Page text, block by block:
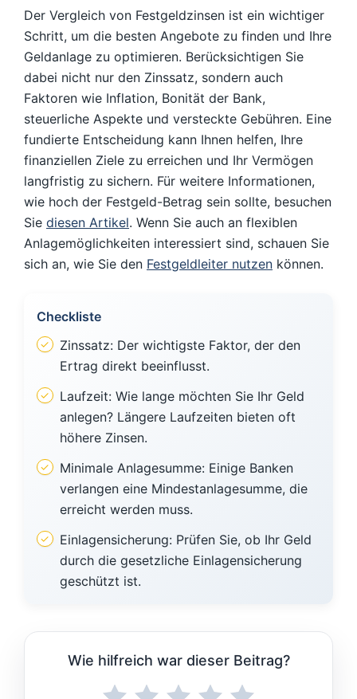
Der Vergleich von Festgeldzinsen ist ein wichtiger
Schritt, um die besten Angebote zu finden und Ihre
Geldanlage zu optimieren. Berücksichtigen Sie
dabei nicht nur den Zinssatz, sondern auch
Faktoren wie Inflation, Bonität der Bank,
steuerliche Aspekte und versteckte Gebühren. Eine
fundierte Entscheidung kann Ihnen helfen, Ihre
finanziellen Ziele zu erreichen und Ihr Vermögen
langfristig zu sichern. Für weitere Informationen,
wie hoch der Festgeld-Betrag sein sollte, besuchen
Sie diesen Artikel. Wenn Sie auch an flexiblen
Anlagemöglichkeiten interessiert sind, schauen Sie
sich an, wie Sie den Festgeldleiter nutzen können.
Checkliste
Zinssatz: Der wichtigste Faktor, der den
Ertrag direkt beeinflusst.
Laufzeit: Wie lange möchten Sie Ihr Geld
anlegen? Längere Laufzeiten bieten oft
höhere Zinsen.
Minimale Anlagesumme: Einige Banken
verlangen eine Mindestanlagesumme, die
erreicht werden muss.
Einlagensicherung: Prüfen Sie, ob Ihr Geld
durch die gesetzliche Einlagensicherung
geschützt ist.
Wie hilfreich war dieser Beitrag?